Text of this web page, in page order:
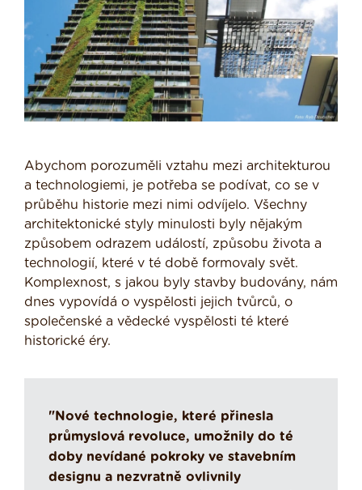
Abychom porozuměli vztahu mezi architekturou
a technologiemi, je potřeba se podívat, co se v
průběhu historie mezi nimi odvíjelo. Všechny
architektonické styly minulosti byly nějakým
způsobem odrazem událostí, způsobu života a
technologií, které v té době formovaly svět.
Komplexnost, s jakou byly stavby budovány, nám
dnes vypovídá o vyspělosti jejich tvůrců, o
společenské a vědecké vyspělosti té které
historické éry.
"Nové technologie, které přinesla
průmyslová revoluce, umožnily do té
doby nevídané pokroky ve stavebním
designu a nezvratně ovlivnily